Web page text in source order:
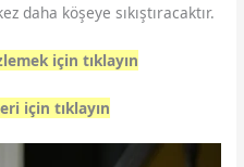
daha köşeye sıkıştıracaktır.
için tıklayın
için tıklayın